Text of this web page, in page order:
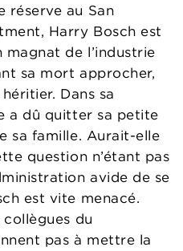
réserve au San
Harry Bosch est
de l’industrie
sa mort approcher,
Dans sa
a dû quitter sa petite
sa famille. Aurait-elle
question n’étant pas
avide de se
est vite menacé.
du
pas à mettre la